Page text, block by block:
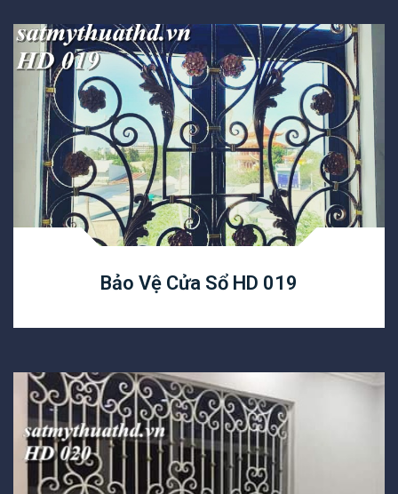
Bảo Vệ Cửa Sổ HD 019